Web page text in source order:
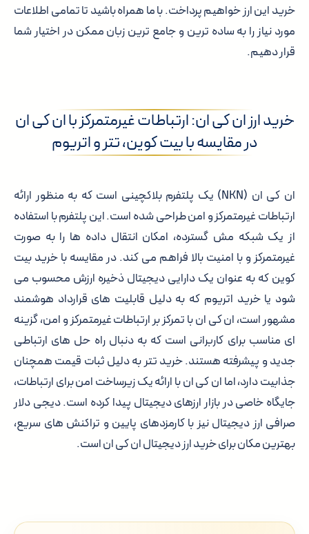
خرید این ارز خواهیم پرداخت. با ما همراه باشید تا تمامی اطلاعات
مورد نیاز را به ساده ترین و جامع ترین زبان ممکن در اختیار شما
قرار دهیم.
خرید ارز ان کی ان: ارتباطات غیرمتمرکز با ان کی ان
در مقایسه با بیت کوین، تتر و اتریوم
ان کی ان
(NKN) یک پلتفرم بلاکچینی است که به منظور ارائه
ارتباطات غیرمتمرکز و امن طراحی شده است. این پلتفرم با استفاده
از یک شبکه مش گسترده، امکان انتقال داده ها را به صورت
غیرمتمرکز و با امنیت بالا فراهم می کند. در مقایسه با خرید بیت
کوین که به عنوان یک دارایی دیجیتال ذخیره ارزش محسوب می
شود یا خرید اتریوم که به دلیل قابلیت های قرارداد هوشمند
مشهور است، ان کی ان با تمرکز بر ارتباطات غیرمتمرکز و امن، گزینه
ای مناسب برای کاربرانی است که به دنبال راه حل های ارتباطی
جدید و پیشرفته هستند. خرید تتر به دلیل ثبات قیمت همچنان
جذابیت دارد، اما ان کی ان با ارائه یک زیرساخت امن برای ارتباطات،
جایگاه خاصی در بازار ارزهای دیجیتال پیدا کرده است.دیجی دلار
صرافی ارز دیجیتالنیز با کارمزدهای پایین و تراکنش های سریع،
بهترین مکان برای خرید ارز دیجیتال ان کی ان است.